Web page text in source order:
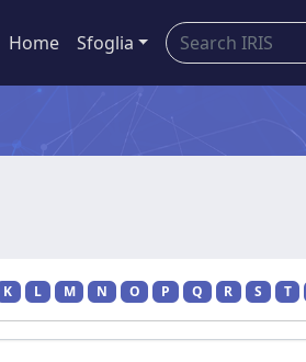
Home Sfoglia
K L M N O P Q R S T